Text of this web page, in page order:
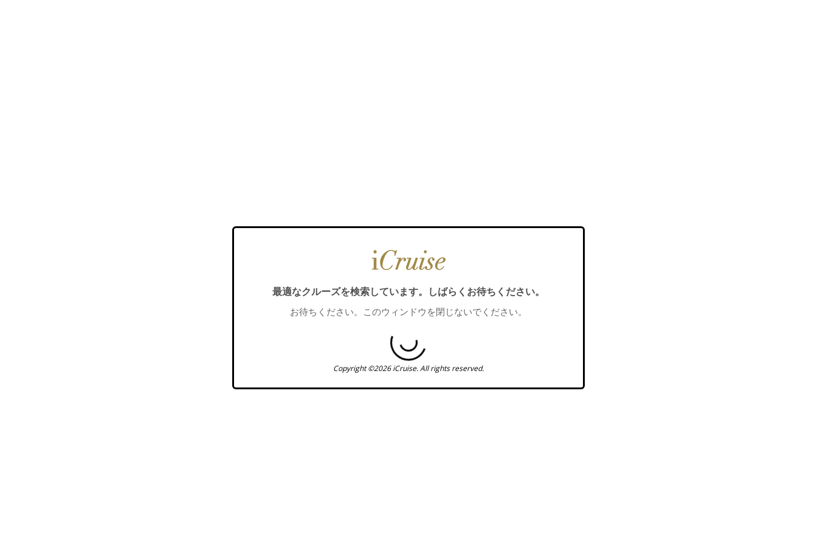
最適なクルーズを検索しています。しばらくお待ちください。
お待ちください。このウィンドウを閉じないでください。
Copyright ©2026 iCruise. All rights reserved.